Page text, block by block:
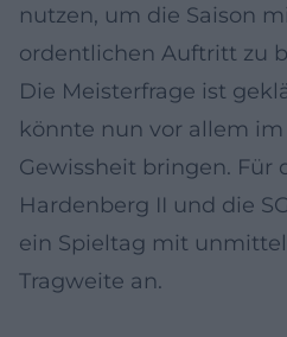
nutzen, um die Saison
ordentlichen Auftritt zu
Die Meisterfrage ist
könnte nun vor allem
Gewissheit bringen. Für
Hardenberg II und die
ein Spieltag mit
Tragweite an.